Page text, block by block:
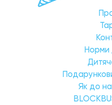
Норми
Як до